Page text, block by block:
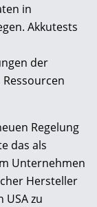
in
Akkutests
der
Regelung
das als
Unternehmen
Hersteller
USA zu